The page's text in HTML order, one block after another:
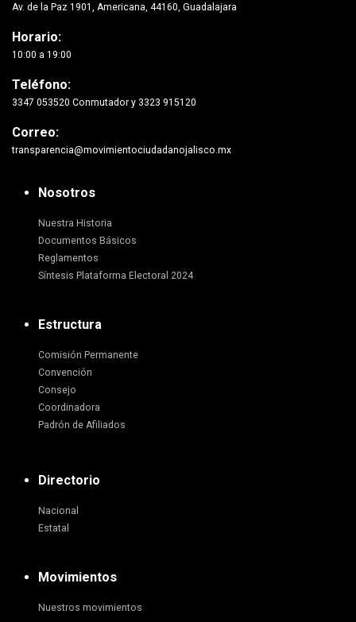
Av. de la Paz 1901, Americana, 44160, Guadalajara
Horario:
10:00 a 19:00
Teléfono:
3347 053520 Conmutador y 3323 915120
Correo:
transparencia@movimientociudadanojalisco.mx
Nosotros
Nuestra Historia
Documentos Básicos
Reglamentos
Síntesis Plataforma Electoral 2024
Estructura
Comisión Permanente
Convención
Consejo
Coordinadora
Padrón de Afiliados
Directorio
Nacional
Estatal
Movimientos
Nuestros movimientos